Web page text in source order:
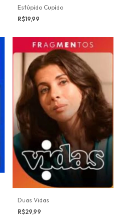
Estúpido Cupido
R$19,99
Duas Vidas
R$29,99